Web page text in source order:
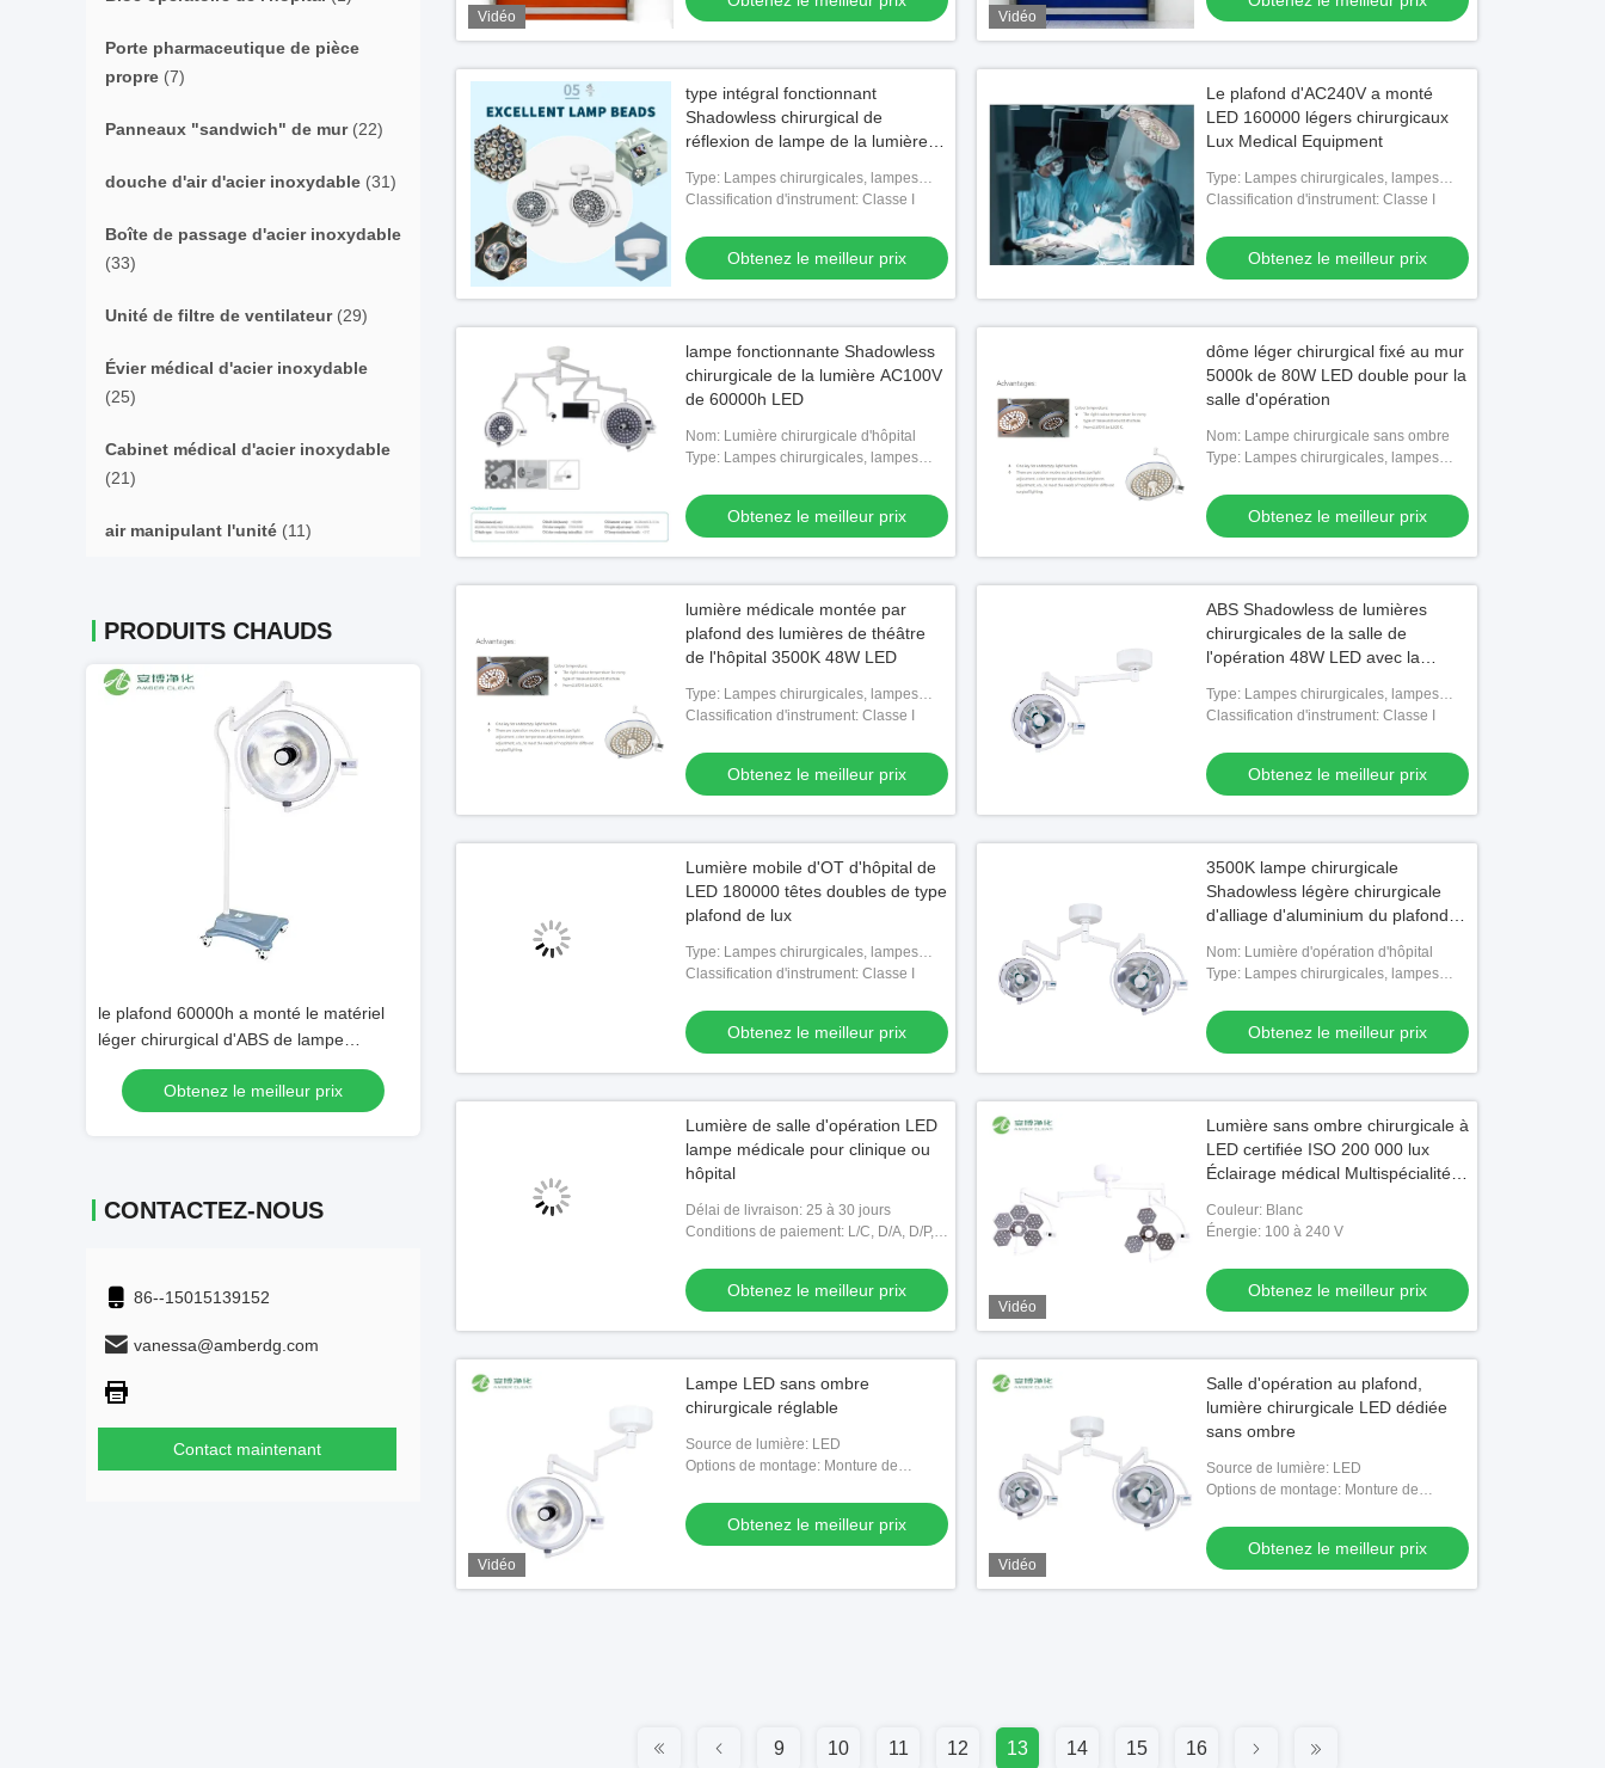
Porte pharmaceutique de pièce
propre (7)
Panneaux "sandwich" de mur(22)
douche d'air d'acier inoxydable (31)
Boîte de passage d'acier inoxydable
(33)
Unité de filtre de ventilateur(29)
Évier médical d'acier inoxydable
(25)
Cabinet médical d'acier inoxydable
(21)
air manipulant l'unité (11)
PRODUITS CHAUDS
le plafond 60000h a monté le matériel
léger chirurgical d'ABS de lampe
d'opération de 5000K LED
Obtenez le meilleur prix
Passage de la pièce SS201 propre par la
boîte adaptée aux besoins du client pour
Suspension médicale de plafond pour
anesthésie
Système de surveillance centralisée de
bloc opératoire Solution de contrôle tout-
PORTE MANUELLE ÉTANCHE À
MÉDICALE AVEC CHARNIÈRES
CONTACTEZ-NOUS
86--15015139152
vanessa@amberdg.com
Contact maintenant
Vidéo Vidéo
type intégral fonctionnant
Shadowless chirurgical de
réflexion de lampe de la lumière
Type: Lampes chirurgicales, lampes
sans ombre
Classification d'instrument: Classe I
Obtenez le meilleur prix
Le plafond d'AC240V a monté
LED 160000 légers chirurgicaux
Lux Medical Equipment
Type: Lampes chirurgicales, lampes
sans ombre
Classification d'instrument: Classe I
Obtenez le meilleur prix
lampe fonctionnante Shadowless
chirurgicale de la lumière AC100V
de 60000h LED
Nom: Lumière chirurgicale d'hôpital
Type: Lampes chirurgicales, lampes
Obtenez le meilleur prix
dôme léger chirurgical fixé au mur
5000k de 80W LED double pour la
salle d'opération
Nom: Lampe chirurgicale sans ombre
Type: Lampes chirurgicales, lampes
Obtenez le meilleur prix
lumière médicale montée par
plafond des lumières de théâtre
de l'hôpital 3500K 48W LED
Type: Lampes chirurgicales, lampes
sans ombre
Classification d'instrument: Classe I
Obtenez le meilleur prix
ABS Shadowless de lumières
chirurgicales de la salle de
l'opération 48W LED avec la
Type: Lampes chirurgicales, lampes
sans ombre
Classification d'instrument: Classe I
Obtenez le meilleur prix
Lumière mobile d'OT d'hôpital de
LED 180000 têtes doubles de type
plafond de lux
Type: Lampes chirurgicales, lampes
sans ombre
Classification d'instrument: Classe I
Obtenez le meilleur prix
3500K lampe chirurgicale
Shadowless légère chirurgicale
d'alliage d'aluminium du plafond
Nom: Lumière d'opération d'hôpital
Type: Lampes chirurgicales, lampes
Obtenez le meilleur prix
Lumière de salle d'opération LED
lampe médicale pour clinique ou
hôpital
Délai de livraison: 25 à 30 jours
Conditions de paiement: L/C, D/A, D/P,
Obtenez le meilleur prix
Vidéo
Lumière sans ombre chirurgicale à
LED certifiée ISO 200 000 lux
Éclairage médical Multispécialité
couleurs
Couleur: Blanc
Énergie: 100 à 240 V
Obtenez le meilleur prix
Vidéo
Lampe LED sans ombre
chirurgicale réglable
Source de lumière: LED
Options de montage: Monture de
Obtenez le meilleur prix
Vidéo
Salle d'opération au plafond,
lumière chirurgicale LED dédiée
sans ombre
Source de lumière: LED
Options de montage: Monture de
Obtenez le meilleur prix
9 10 11 12 13 14 15 16